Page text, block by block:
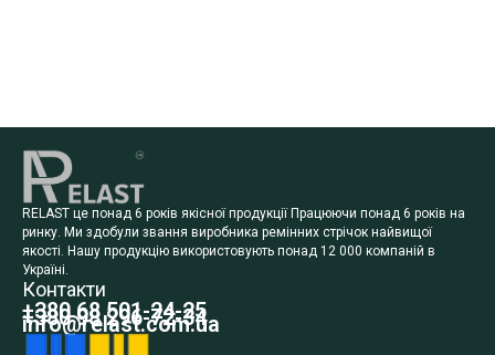
RELAST це понад 6 років якісної продукції Працюючи понад 6 років на
ринку. Ми здобули звання виробника ремінних стрічок найвищої
якості. Нашу продукцію використовують понад 12 000 компаній в
Україні.
Контакти
+380 68 501-24-25
+380 98 296-72-34
info@relast.com.ua